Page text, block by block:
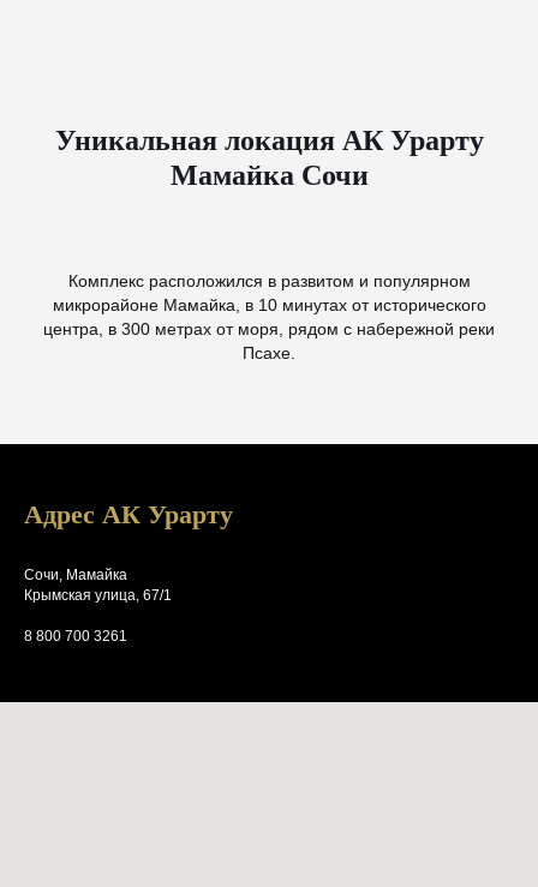
Уникальная локация АК Урарту
Мамайка Сочи
Комплекс расположился в развитом и популярном
микрорайоне Мамайка, в 10 минутах от исторического
центра, в 300 метрах от моря, рядом с набережной реки
Псахе.
Адрес АК Урарту
Сочи, Мамайка
Крымская улица, 67/1
8 800 700 3261